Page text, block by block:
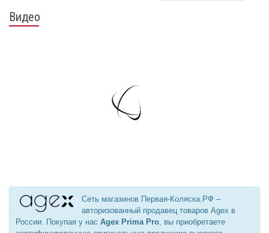
Видео
Сеть магазинов Первая-Коляска.РФ –
авторизованный продавец товаров Agex в
России. Покупая у нас Agex Prima Pro, вы приобретаете